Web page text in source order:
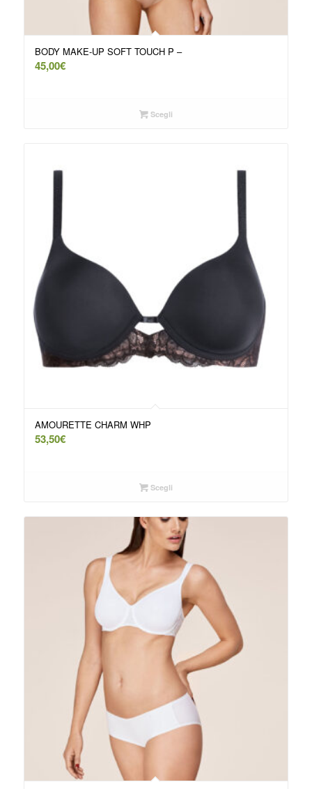
BODY MAKE-UP SOFT TOUCH P –
45,00€
Scegli
AMOURETTE CHARM WHP
53,50€
Scegli